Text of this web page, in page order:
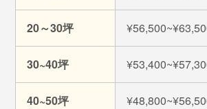
20～30坪
30~40坪
40~50坪